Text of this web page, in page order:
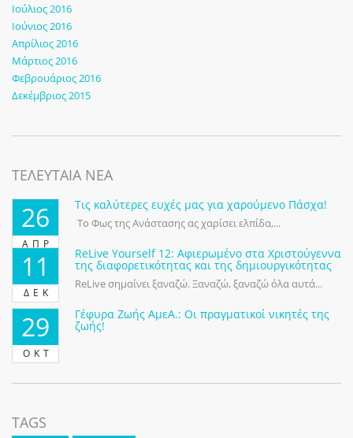
Ιούλιος 2016
Ιούνιος 2016
Απρίλιος 2016
Μάρτιος 2016
Φεβρουάριος 2016
Δεκέμβριος 2015
ΤΕΛΕΥΤΑΙΑ ΝΕΑ
26
ΑΠΡ
Τις καλύτερες ευχές μας για χαρούμενο Πάσχα!
Το Φως της Ανάστασης ας χαρίσει ελπίδα,...
11
ΔΕΚ
ReLive Yourself 12: Αφιερωμένο στα Χριστούγεννα
της διαφορετικότητας και της δημιουργικότητας
ReLive σημαίνει ξαναζώ. Ξαναζώ, ξαναζώ όλα αυτά...
29
ΟΚΤ
Γέφυρα Ζωής ΑμεΑ.: Οι πραγματικοί νικητές της
ζωής!
TAGS